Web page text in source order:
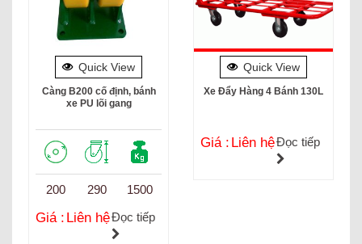
Quick View
Càng B200 cố định, bánh
xe PU lõi gang
200 290 1500
Giá : Liên hệĐọc tiếp
Quick View
Xe Đẩy Hàng 4 Bánh 130L
Giá : Liên hệĐọc tiếp